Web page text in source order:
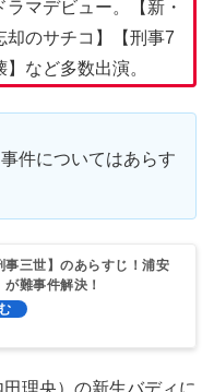
ラマデビュー。【新・
却のサチコ】【刑事7
など多数出演。
件についてはあらす
事三世】のあらすじ！浦安
難事件解決！
理央）の新生バディに